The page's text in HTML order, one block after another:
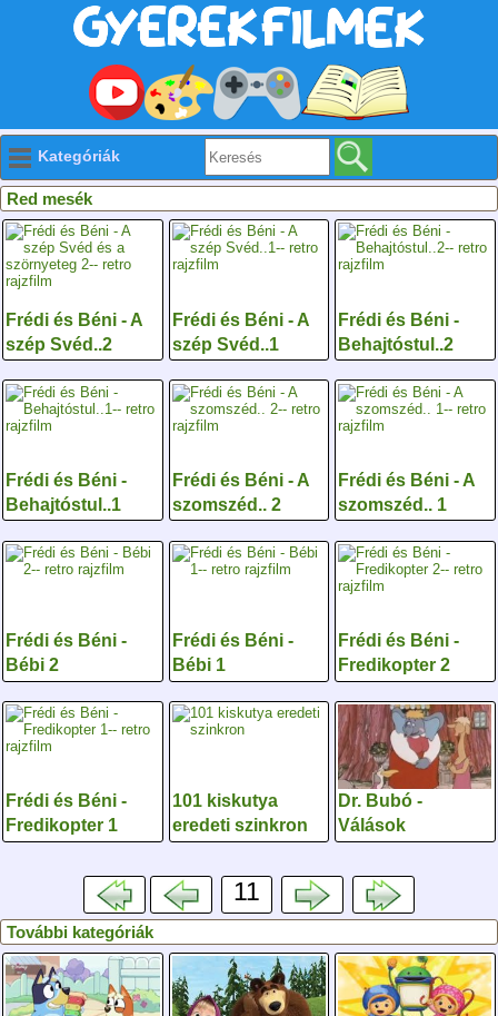
Kategóriák
Red mesék
Frédi és Béni - A
szép Svéd..2
Frédi és Béni - A
szép Svéd..1
Frédi és Béni -
Behajtóstul..2
Frédi és Béni -
Behajtóstul..1
Frédi és Béni - A
szomszéd.. 2
Frédi és Béni - A
szomszéd.. 1
Frédi és Béni -
Bébi 2
Frédi és Béni -
Bébi 1
Frédi és Béni -
Fredikopter 2
Frédi és Béni -
Fredikopter 1
101 kiskutya
eredeti szinkron
Dr. Bubó -
Válások
11
További kategóriák